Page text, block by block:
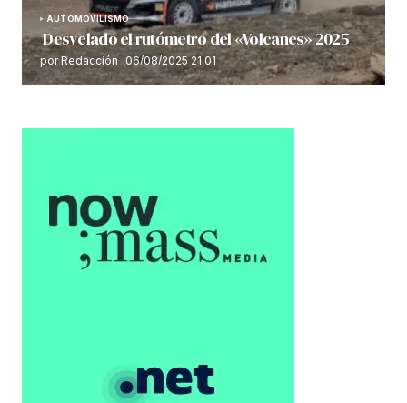
AUTOMOVILISMO
Desvelado el rutómetro del «Volcanes» 2025
por Redacción 06/08/2025 21:01